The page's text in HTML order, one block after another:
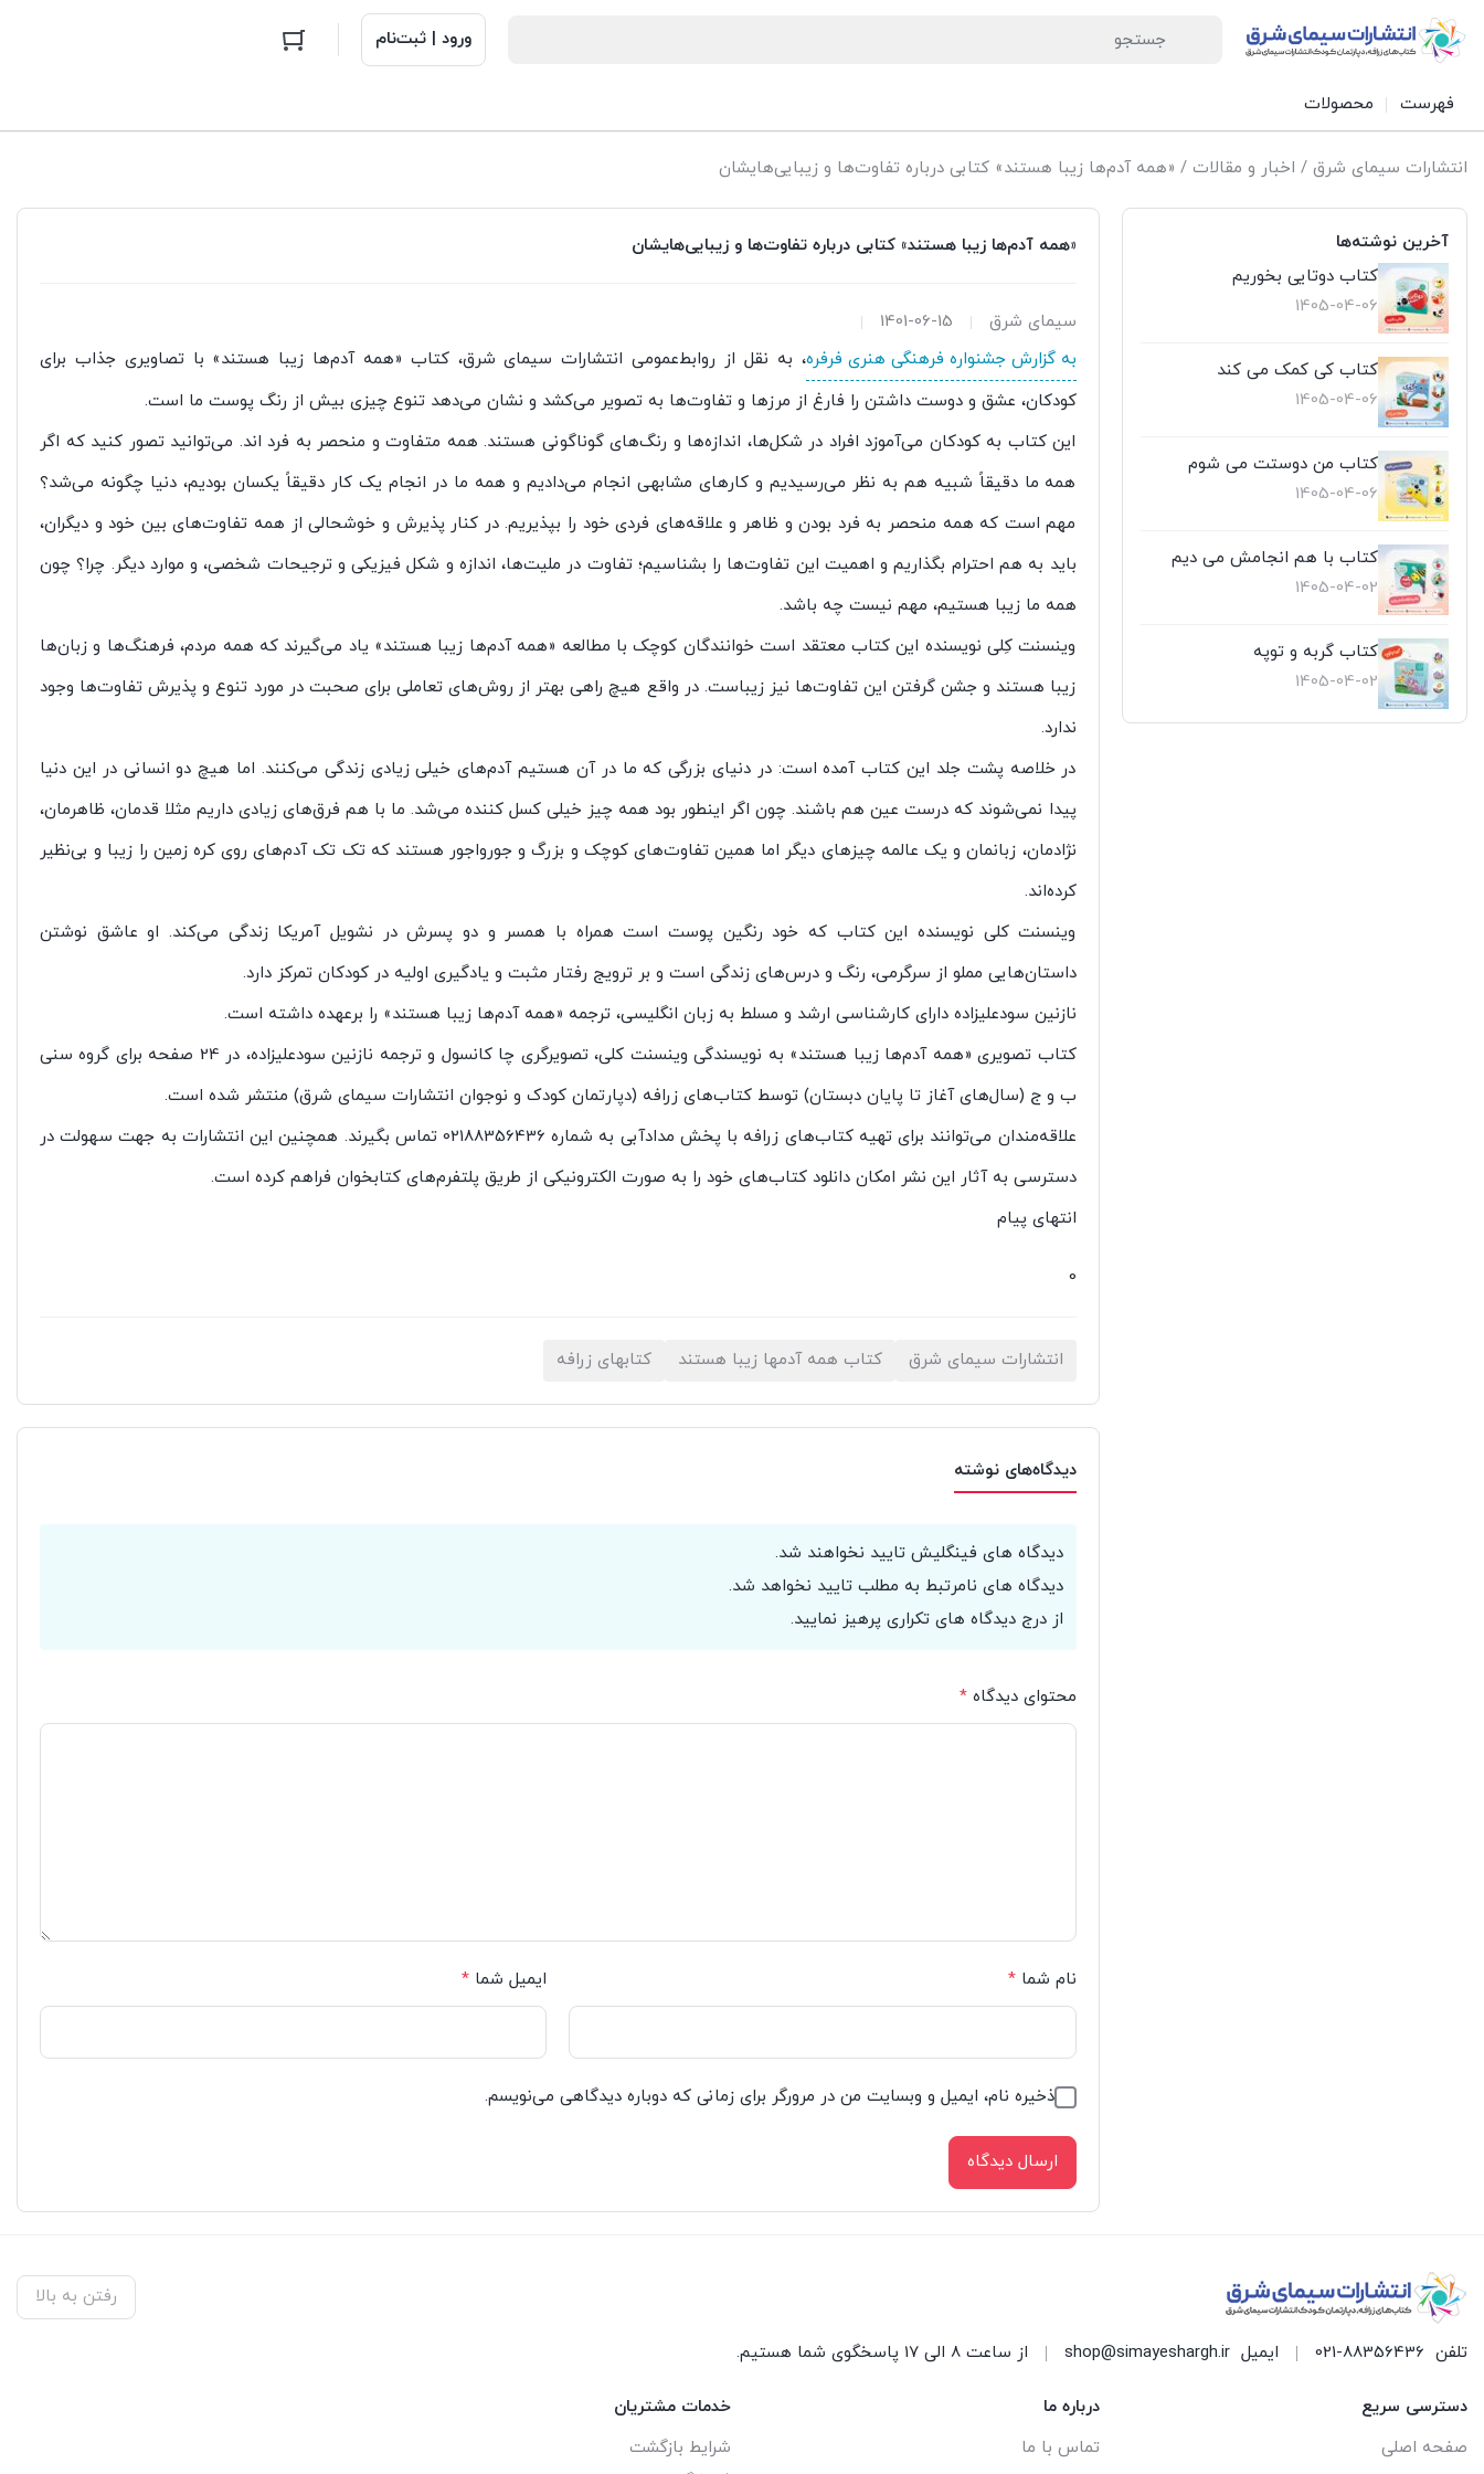
ورود | ثبت‌نام
فهرست محصولات
انتشارات سیمای شرق / اخبار و مقالات / «همه آدم‌ها زیبا هستند» کتابی درباره تفاوت‌ها و زیبایی‌هایشان
آخرین نوشته‌ها
کتاب دوتایی بخوریم
1405-04-06
کتاب کی کمک می کند
1405-04-06
کتاب من دوستت می شوم
1405-04-06
کتاب با هم انجامش می دیم
1405-04-02
کتاب گربه و توپه
1405-04-02
«همه آدم‌ها زیبا هستند» کتابی درباره تفاوت‌ها و زیبایی‌هایشان
سیمای شرق
1401-06-15
به گزارش جشنواره فرهنگی هنری فرفره، به نقل از روابط‌عمومی انتشارات سیمای شرق، کتاب «همه آدم‌ها زیبا هستند» با تصاویری جذاب برای
کودکان، عشق و دوست داشتن را فارغ از مرزها و تفاوت‌ها به تصویر می‌کشد و نشان می‌دهد تنوع چیزی بیش از رنگ پوست ما است.
این کتاب به کودکان می‌آموزد افراد در شکل‌ها، اندازه‌ها و رنگ‌های گوناگونی هستند. همه متفاوت و منحصر به فرد‌ اند. می‌توانید تصور کنید که اگر
همه ما دقیقاً شبیه هم به نظر می‌رسیدیم و کارهای مشابهی انجام می‌دادیم و همه ما در انجام یک کار دقیقاً یکسان بودیم، دنیا چگونه می‌شد؟
مهم است که همه منحصر به فرد بودن و ظاهر و علاقه‌های فردی خود را بپذیریم. در کنار پذیرش و خوشحالی از همه تفاوت‌های بین خود و دیگران،
باید به هم احترام بگذاریم و اهمیت این تفاوت‌ها را بشناسیم؛ تفاوت در ملیت‌ها، اندازه و شکل فیزیکی و ترجیحات شخصی، و موارد دیگر. چرا؟ چون
همه ما زیبا هستیم، مهم نیست چه باشد.
وینسنت کِلی نویسنده این کتاب معتقد است خوانندگان کوچک با مطالعه «همه آدم‌ها زیبا هستند» یاد می‌گیرند که همه مردم، فرهنگ‌ها و زبان‌ها
زیبا هستند و جشن گرفتن این تفاوت‌ها نیز زیباست. در واقع هیچ راهی بهتر از روش‌های تعاملی برای صحبت در مورد تنوع و پذیرش تفاوت‌ها وجود
ندارد.
در خلاصه پشت جلد این کتاب آمده است: در دنیای بزرگی که ما در آن هستیم آدم‌های خیلی زیادی زندگی می‌کنند. اما هیچ دو انسانی در این دنیا
پیدا نمی‌شوند که درست عین هم باشند. چون اگر اینطور بود همه چیز خیلی کسل کننده می‌شد. ما با هم فرق‌های زیادی داریم مثلا قدمان، ظاهرمان،
نژادمان، زبانمان و یک عالمه چیزهای دیگر اما همین تفاوت‌های کوچک و بزرگ و جورواجور هستند که تک تک آدم‌های روی کره زمین را زیبا و بی‌نظیر
کرده‌اند.
وینسنت کلی نویسنده این کتاب که خود رنگین پوست است همراه با همسر و دو پسرش در نشویل آمریکا زندگی می‌کند. او عاشق نوشتن
داستان‌هایی مملو از سرگرمی، رنگ و درس‌های زندگی است و بر ترویج رفتار مثبت و یادگیری اولیه در کودکان تمرکز دارد.
نازنین سودعلیزاده دارای کارشناسی ارشد و مسلط به زبان انگلیسی، ترجمه «همه آدم‌ها زیبا هستند» را برعهده داشته است.
کتاب تصویری «همه آدم‌ها زیبا هستند» به نویسندگی وینسنت کلی، تصویرگری چا کانسول و ترجمه نازنین سودعلیزاده، در 24 صفحه برای گروه سنی
ب و ج (سال‌های آغاز تا پایان دبستان) توسط کتاب‌های زرافه (دپارتمان کودک و نوجوان انتشارات سیمای‌ شرق) منتشر شده است.
علاقه‌مندان می‌توانند برای تهیه کتاب‌‌های زرافه با پخش مدادآبی به شماره 02188356436 تماس بگیرند. همچنین این انتشارات به جهت سهولت در
دسترسی به آثار این نشر امکان دانلود کتاب‌های خود را به صورت الکترونیکی از طریق پلتفرم‌های کتابخوان فراهم کرده است.
انتهای پیام
0
انتشارات سیمای شرق کتاب همه آدمها زیبا هستند کتابهای زرافه
دیدگاه‌های نوشته
دیدگاه های فینگلیش تایید نخواهند شد.
دیدگاه های نامرتبط به مطلب تایید نخواهد شد.
از درج دیدگاه های تکراری پرهیز نمایید.
محتوای دیدگاه *
نام شما * ایمیل شما *
ذخیره نام، ایمیل و وبسایت من در مرورگر برای زمانی که دوباره دیدگاهی می‌نویسم.
رفتن به بالا
تلفن 021-88356436 ایمیل shop@simayeshargh.ir از ساعت 8 الی 17 پاسخگوی شما هستیم.
دسترسی سریع
صفحه اصلی
درباره ما
تماس با ما
خدمات مشتریان
شرایط بازگشت